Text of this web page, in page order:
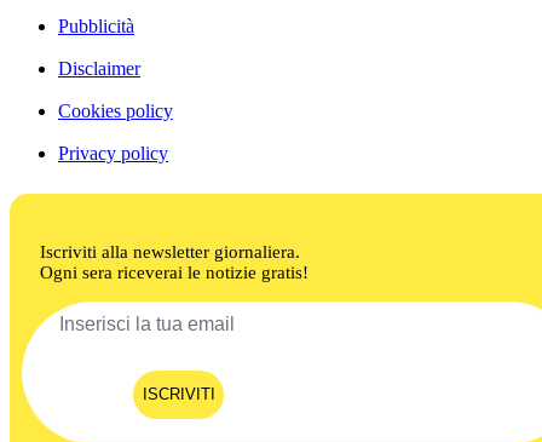
Pubblicità
Disclaimer
Cookies policy
Privacy policy
Iscriviti alla newsletter giornaliera.
Ogni sera riceverai le notizie gratis!
ISCRIVITI